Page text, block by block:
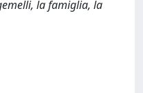
la famiglia, la